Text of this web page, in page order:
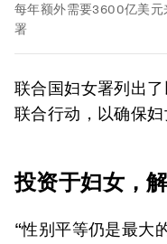
每年额外需要3600亿美元
署
联合国妇女署列出
联合行动，以确保妇
投资于妇女，
“性别平等仍是最大